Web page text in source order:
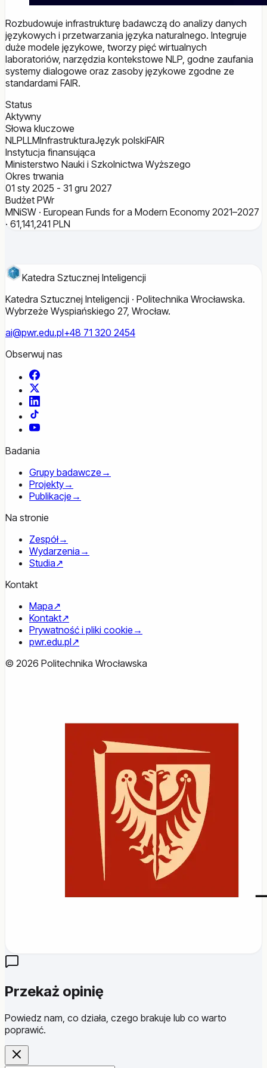
Rozbudowuje infrastrukturę badawczą do analizy danych
językowych i przetwarzania języka naturalnego. Integruje
duże modele językowe, tworzy pięć wirtualnych
laboratoriów, narzędzia kontekstowe NLP, godne zaufania
systemy dialogowe oraz zasoby językowe zgodne ze
standardami FAIR.
Status
Aktywny
Słowa kluczowe
NLPLLMInfrastrukturaJęzyk polskiFAIR
Instytucja finansująca
Ministerstwo Nauki i Szkolnictwa Wyższego
Okres trwania
01 sty 2025 - 31 gru 2027
Budżet PWr
MNiSW · European Funds for a Modern Economy 2021–2027
· 61,141,241 PLN
Katedra Sztucznej Inteligencji
Katedra Sztucznej Inteligencji · Politechnika Wrocławska.
Wybrzeże Wyspiańskiego 27, Wrocław.
ai@pwr.edu.pl+48 71 320 2454
Obserwuj nas
Facebook
YouTube
Badania
Grupy badawcze →
Projekty→
Publikacje →
Na stronie
Zespół→
Wydarzenia →
Studia↗
Kontakt
Mapa↗
Kontakt↗
Prywatność i pliki cookie →
pwr.edu.pl↗
© 2026 Politechnika Wrocławska
Przekaż opinię
Powiedz nam, co działa, czego brakuje lub co warto
poprawić.